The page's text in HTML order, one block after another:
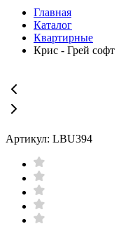
Главная
Каталог
Квартирные
Крис - Грей софт
Артикул: LBU394